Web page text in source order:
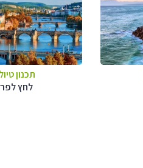
תכנון
לחץ